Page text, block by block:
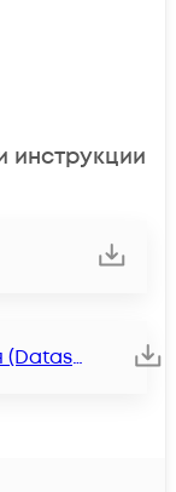
инструкции
Техническая спецификация (Datasheet)